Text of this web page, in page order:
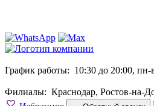
График работы: 10:30 до 20:00, пн-
Филиалы: Краснодар, Ростов-на-